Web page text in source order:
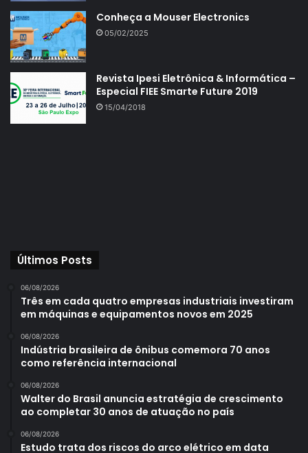
Conheça a Mouser Electronics
05/02/2025
Revista Ipesi Eletrônica & Informática –
Especial FIEE Smarte Future 2019
15/04/2018
Últimos Posts
06/08/2026
Três em cada quatro empresas industriais investiram
em máquinas e equipamentos novos em 2025
06/08/2026
Indústria brasileira de ônibus comemora 70 anos
como referência internacional
06/08/2026
Walter do Brasil anuncia estratégia de crescimento
ao completar 30 anos de atuação no país
06/08/2026
Estudo trata dos riscos do arco elétrico em data